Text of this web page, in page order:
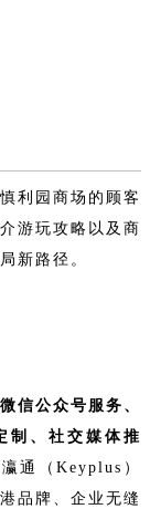
利园商场的顾客
游玩攻略以及商
新路径。
信公众号服务、
制、社交媒体推
通（Keyplus）
品牌、企业无缝